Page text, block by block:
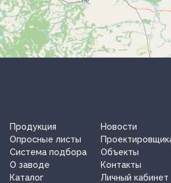
Продукция
Новости
Опросные листы
Система подбора
Объекты
О заводe
Контакты
Каталог
Личный кабинет